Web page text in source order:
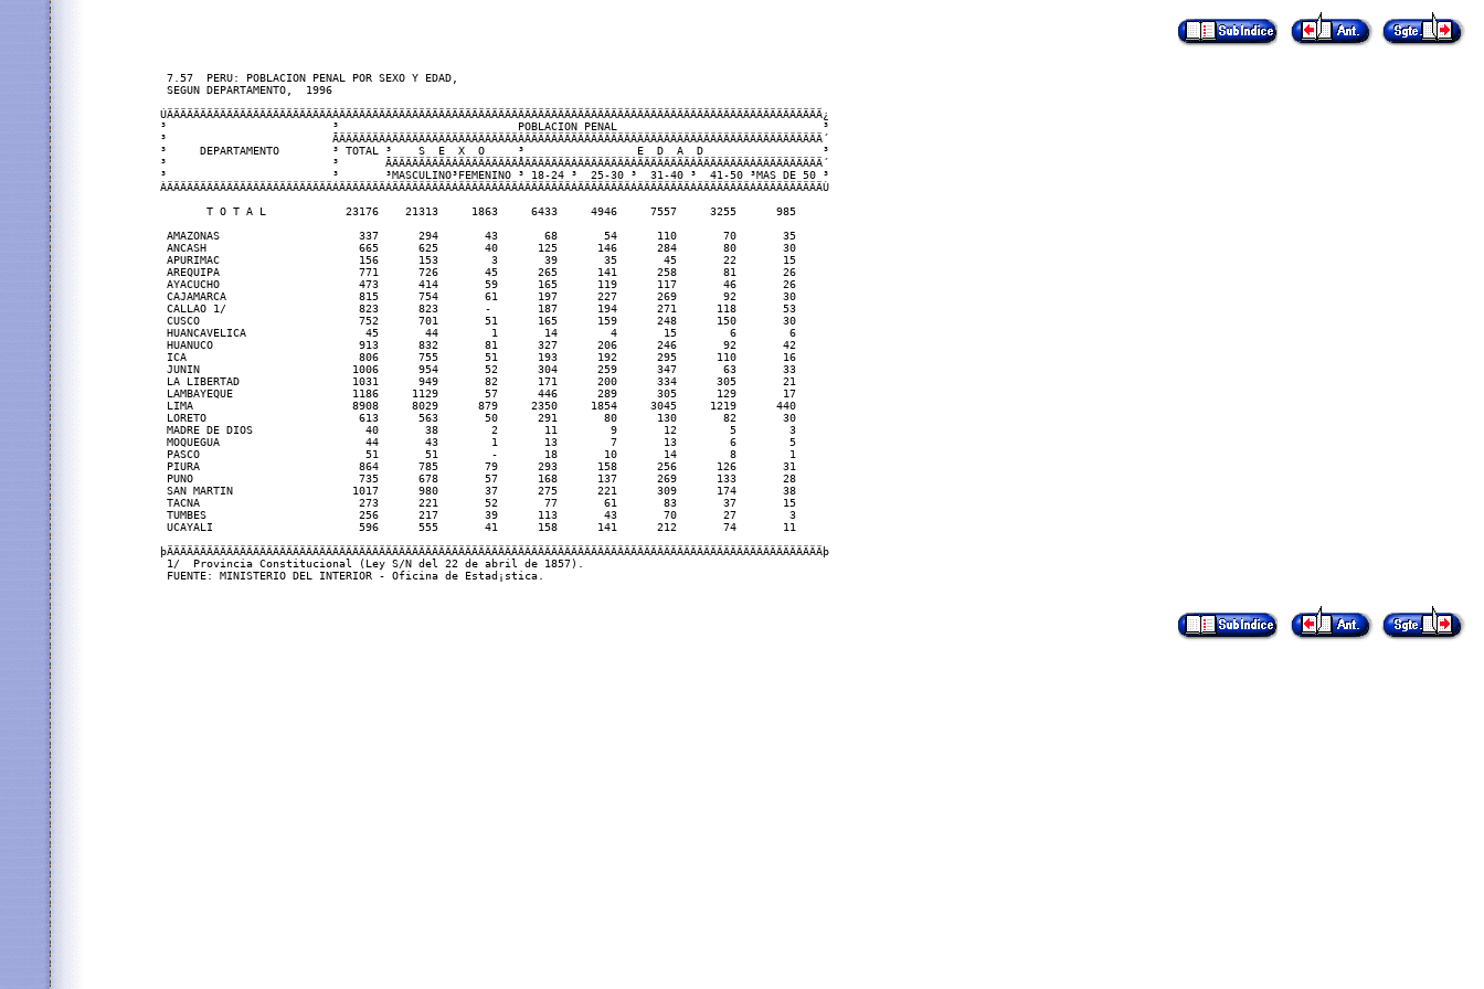
7.57  PERU: POBLACION PENAL POR SEXO Y EDAD,
SEGUN DEPARTAMENTO,  1996
ÚÄÄÄÄÄÄÄÄÄÄÄÄÄÄÄÄÄÄÄÄÄÄÄÄÄÂÄÄÄÄÄÄÄÄÄÄÄÄÄÄÄÄÄÄÄÄÄÄÄÄÄÄÄÄÄÄÄÄÄÄÄÄÄÄÄÄÄÄÄÄÄÄÄÄÄÄÄÄÄÄÄÄÄÄÄÄÄÄÄÄÄÄÄÄÄÄÄÄÄ¿
³                         ³                           POBLACION PENAL                               ³
³                         ÃÄÄÄÄÄÄÄÂÄÄÄÄÄÄÄÄÄÄÄÄÄÄÄÄÄÄÄÂÄÄÄÄÄÄÄÄÄÄÄÄÄÄÄÄÄÄÄÄÄÄÄÄÄÄÄÄÄÄÄÄÄÄÄÄÄÄÄÄÄÄÄÄÄ´
³     DEPARTAMENTO        ³ TOTAL ³    S  E  X  O     ³                 E  D  A  D                  ³
³                         ³       ÃÄÄÄÄÄÄÄÄÄÂÄÄÄÄÄÄÄÄÄÅÄÄÄÄÄÄÄÂÄÄÄÄÄÄÄÄÂÄÄÄÄÄÄÄÄÂÄÄÄÄÄÄÄÄÂÄÄÄÄÄÄÄÄÄÄ´
³                         ³       ³MASCULINO³FEMENINO ³ 18-24 ³  25-30 ³  31-40 ³  41-50 ³MAS DE 50 ³
ÀÄÄÄÄÄÄÄÄÄÄÄÄÄÄÄÄÄÄÄÄÄÄÄÄÄÁÄÄÄÄÄÄÄÁÄÄÄÄÄÄÄÄÄÁÄÄÄÄÄÄÄÄÄÁÄÄÄÄÄÄÄÁÄÄÄÄÄÄÄÄÁÄÄÄÄÄÄÄÄÁÄÄÄÄÄÄÄÄÁÄÄÄÄÄÄÄÄÄÄÙ
       T O T A L            23176    21313     1863     6433     4946     7557     3255      985
AMAZONAS                     337      294       43       68       54      110       70       35
ANCASH                       665      625       40      125      146      284       80       30
APURIMAC                     156      153        3       39       35       45       22       15
AREQUIPA                     771      726       45      265      141      258       81       26
AYACUCHO                     473      414       59      165      119      117       46       26
CAJAMARCA                    815      754       61      197      227      269       92       30
CALLAO 1/                    823      823       -       187      194      271      118       53
CUSCO                        752      701       51      165      159      248      150       30
HUANCAVELICA                  45       44        1       14        4       15        6        6
HUANUCO                      913      832       81      327      206      246       92       42
ICA                          806      755       51      193      192      295      110       16
JUNIN                       1006      954       52      304      259      347       63       33
LA LIBERTAD                 1031      949       82      171      200      334      305       21
LAMBAYEQUE                  1186     1129       57      446      289      305      129       17
LIMA                        8908     8029      879     2350     1854     3045     1219      440
LORETO                       613      563       50      291       80      130       82       30
MADRE DE DIOS                 40       38        2       11        9       12        5        3
MOQUEGUA                      44       43        1       13        7       13        6        5
PASCO                         51       51        -       18       10       14        8        1
PIURA                        864      785       79      293      158      256      126       31
PUNO                         735      678       57      168      137      269      133       28
SAN MARTIN                  1017      980       37      275      221      309      174       38
TACNA                        273      221       52       77       61       83       37       15
TUMBES                       256      217       39      113       43       70       27        3
UCAYALI                      596      555       41      158      141      212       74       11
þÄÄÄÄÄÄÄÄÄÄÄÄÄÄÄÄÄÄÄÄÄÄÄÄÄÄÄÄÄÄÄÄÄÄÄÄÄÄÄÄÄÄÄÄÄÄÄÄÄÄÄÄÄÄÄÄÄÄÄÄÄÄÄÄÄÄÄÄÄÄÄÄÄÄÄÄÄÄÄÄÄÄÄÄÄÄÄÄÄÄÄÄÄÄÄÄÄÄÄþ
1/  Provincia Constitucional (Ley S/N del 22 de abril de 1857).